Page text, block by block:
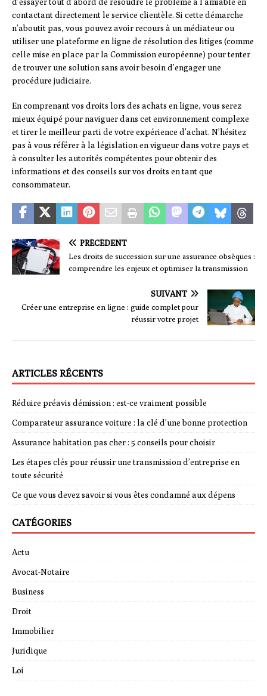
d’essayer tout d’abord de résoudre le problème à l’amiable en
contactant directement le service clientèle. Si cette démarche
n’aboutit pas, vous pouvez avoir recours à un médiateur ou
utiliser une plateforme en ligne de résolution des litiges (comme
celle mise en place par la Commission européenne) pour tenter
de trouver une solution sans avoir besoin d’engager une
procédure judiciaire.
En comprenant vos droits lors des achats en ligne, vous serez
mieux équipé pour naviguer dans cet environnement complexe
et tirer le meilleur parti de votre expérience d’achat. N’hésitez
pas à vous référer à la législation en vigueur dans votre pays et
à consulter les autorités compétentes pour obtenir des
informations et des conseils sur vos droits en tant que
consommateur.
PRÉCÉDENT
Les droits de succession sur une assurance obsèques :
comprendre les enjeux et optimiser la transmission
SUIVANT
Créer une entreprise en ligne : guide complet pour
réussir votre projet
ARTICLES RÉCENTS
Réduire préavis démission : est-ce vraiment possible
Comparateur assurance voiture : la clé d’une bonne protection
Assurance habitation pas cher : 5 conseils pour choisir
Les étapes clés pour réussir une transmission d’entreprise en
toute sécurité
Ce que vous devez savoir si vous êtes condamné aux dépens
CATÉGORIES
Actu
Avocat-Notaire
Business
Droit
Immobilier
Juridique
Loi